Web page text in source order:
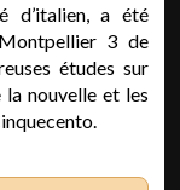
d’italien, a été
3 de
études sur
la nouvelle et les